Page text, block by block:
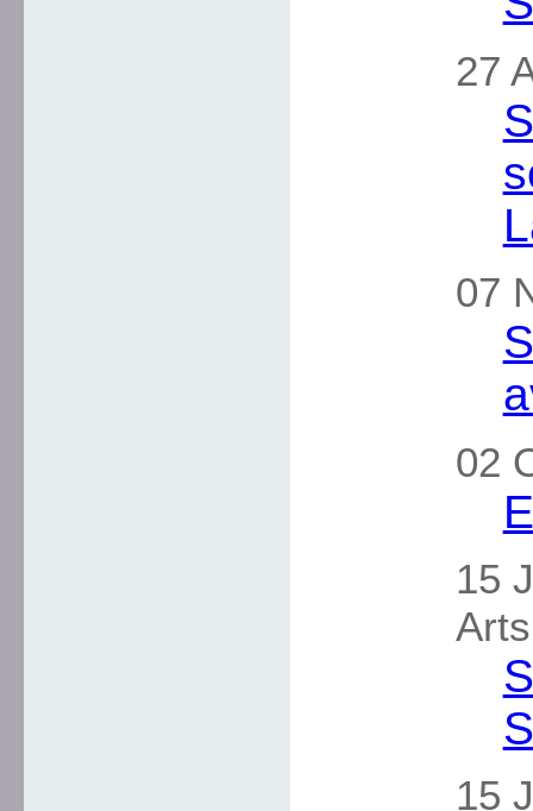
27
07
02
15
15